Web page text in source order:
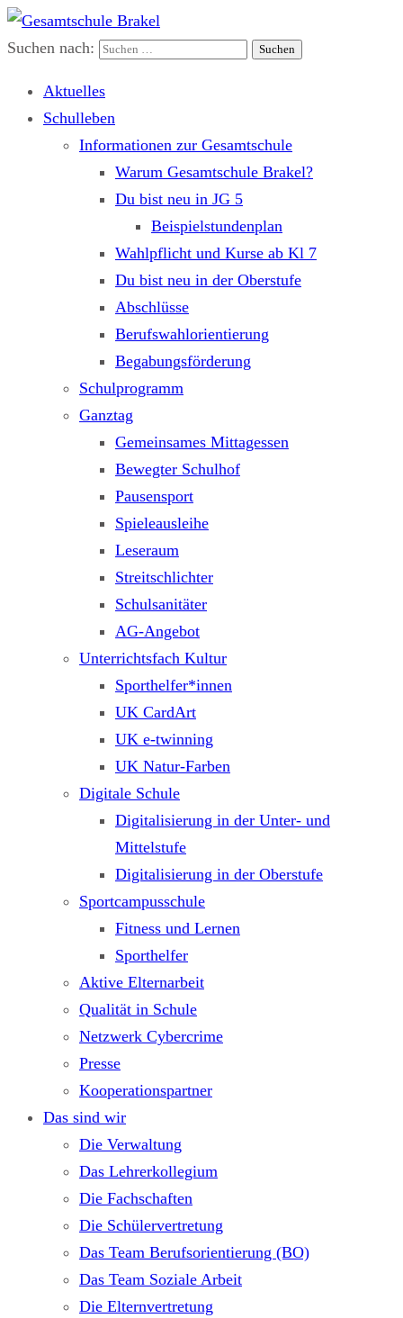
Gesamtschule Brakel
Gemeinsam.Erfolgreich.Bewegt.
Suchen nach:
Aktuelles
Schulleben
Informationen zur Gesamtschule
Warum Gesamtschule Brakel?
Du bist neu in JG 5
Beispielstundenplan
Wahlpflicht und Kurse ab Kl 7
Du bist neu in der Oberstufe
Abschlüsse
Berufswahlorientierung
Begabungsförderung
Schulprogramm
Ganztag
Gemeinsames Mittagessen
Bewegter Schulhof
Pausensport
Spieleausleihe
Leseraum
Streitschlichter
Schulsanitäter
AG-Angebot
Unterrichtsfach Kultur
Sporthelfer*innen
UK CardArt
UK e-twinning
UK Natur-Farben
Digitale Schule
Digitalisierung in der Unter- und
Mittelstufe
Digitalisierung in der Oberstufe
Sportcampusschule
Fitness und Lernen
Sporthelfer
Aktive Elternarbeit
Qualität in Schule
Netzwerk Cybercrime
Presse
Kooperationspartner
Das sind wir
Die Verwaltung
Das Lehrerkollegium
Die Fachschaften
Die Schülervertretung
Das Team Berufsorientierung (BO)
Das Team Soziale Arbeit
Die Elternvertretung